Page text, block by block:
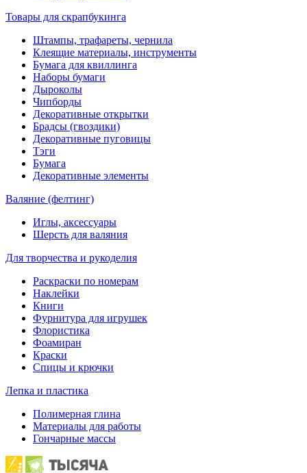
Товары для скрапбукинга
Штампы, трафареты, чернила
Клеящие материалы, инструменты
Бумага для квиллинга
Наборы бумаги
Дыроколы
Чипборды
Декоративные открытки
Брадсы (гвоздики)
Декоративные пуговицы
Тэги
Бумага
Декоративные элементы
Валяние (фелтинг)
Иглы, аксессуары
Шерсть для валяния
Для творчества и рукоделия
Раскраски по номерам
Наклейки
Книги
Фурнитура для игрушек
Флористика
Фоамиран
Краски
Спицы и крючки
Лепка и пластика
Полимерная глина
Материалы для работы
Гончарные массы